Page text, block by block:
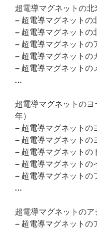
超電導マグネットの
– 超電導マグネットの
– 超電導マグネットの
– 超電導マグネットの
– 超電導マグネットの
– 超電導マグネットの
…
超電導マグネットの
年）
– 超電導マグネットの
– 超電導マグネットの
– 超電導マグネットの
– 超電導マグネットの
– 超電導マグネットの
…
超電導マグネットの
– 超電導マグネットの